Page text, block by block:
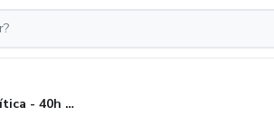
Ciência Política - 40h (com Certificado!)